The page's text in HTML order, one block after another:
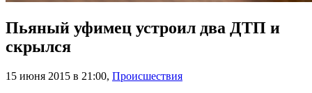
Пьяный уфимец устроил два ДТП и
скрылся
15 июня 2015 в 21:00, Происшествия